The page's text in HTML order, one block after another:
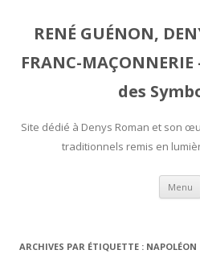
RENÉ GUÉNON,
FRANC-
des
Site dédié à Denys Roman et son
traditionnels remis en
Menu
ARCHIVES PAR ÉTIQUETTE : NAPOLÉON